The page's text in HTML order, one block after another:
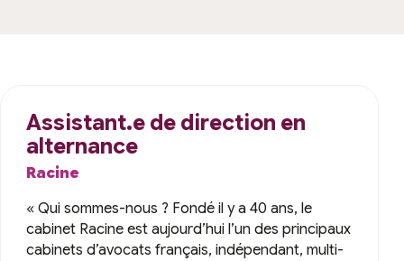
Assistant.e de direction en
alternance
Racine
« Qui sommes-nous ? Fondé il y a 40 ans, le
cabinet Racine est aujourd’hui l’un des principaux
cabinets d’avocats français, indépendant, multi-